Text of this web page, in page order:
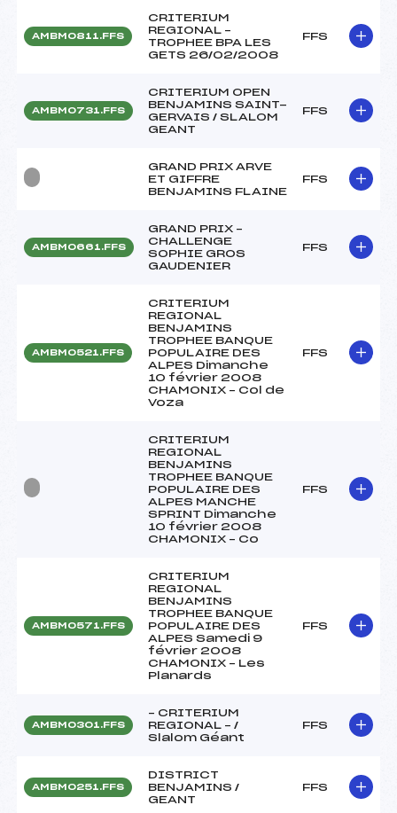
AMBM0811.FFS
CRITERIUM
REGIONAL –
TROPHEE BPA LES
GETS 26/02/2008
FFS
AMBM0731.FFS
CRITERIUM OPEN
BENJAMINS SAINT-
GERVAIS / SLALOM
GEANT
FFS
GRAND PRIX ARVE
ET GIFFRE
BENJAMINS FLAINE
FFS
AMBM0661.FFS
GRAND PRIX –
CHALLENGE
SOPHIE GROS
GAUDENIER
FFS
AMBM0521.FFS
CRITERIUM
REGIONAL
BENJAMINS
TROPHEE BANQUE
POPULAIRE DES
ALPES Dimanche
10 février 2008
CHAMONIX – Col de
Voza
FFS
CRITERIUM
REGIONAL
BENJAMINS
TROPHEE BANQUE
POPULAIRE DES
ALPES MANCHE
SPRINT Dimanche
10 février 2008
CHAMONIX – Co
FFS
AMBM0571.FFS
CRITERIUM
REGIONAL
BENJAMINS
TROPHEE BANQUE
POPULAIRE DES
ALPES Samedi 9
février 2008
CHAMONIX – Les
Planards
FFS
AMBM0301.FFS
– CRITERIUM
REGIONAL – /
Slalom Géant
FFS
AMBM0251.FFS
DISTRICT
BENJAMINS /
GEANT
FFS